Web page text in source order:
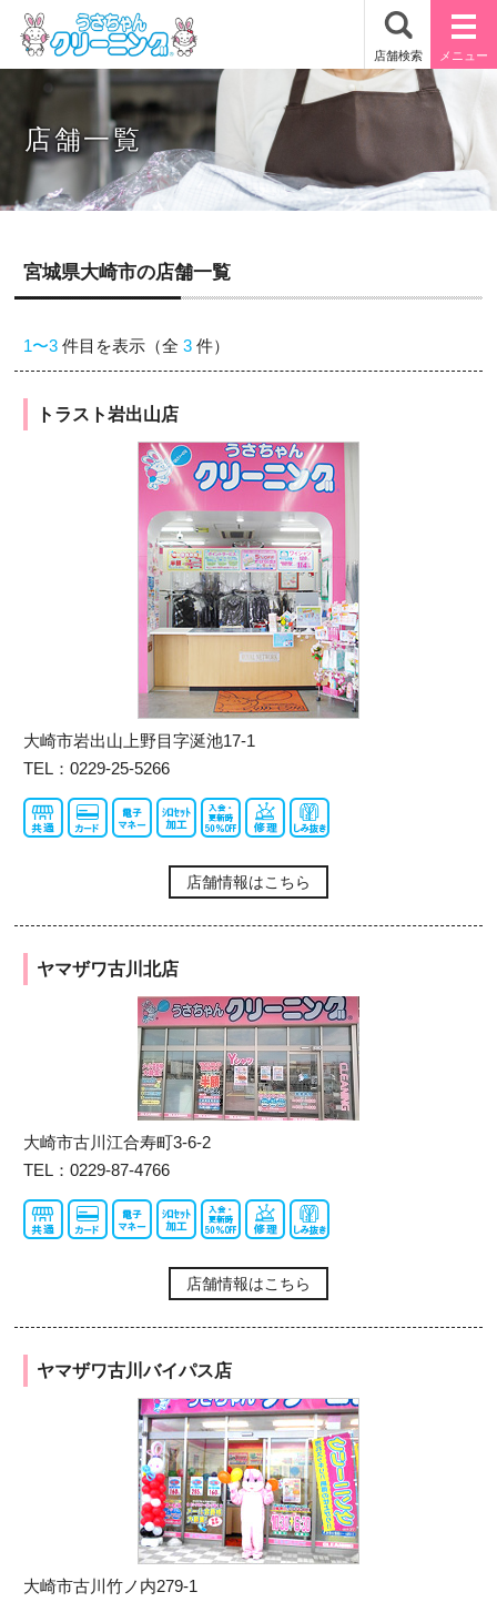
店舗一覧
宮城県大崎市の店舗一覧
1〜3 件目を表示（全3 件）
トラスト岩出山店
大崎市岩出山上野目字涎池17-1
TEL：0229-25-5266
店舗情報はこちら
ヤマザワ古川北店
大崎市古川江合寿町3-6-2
TEL：0229-87-4766
店舗情報はこちら
ヤマザワ古川バイパス店
大崎市古川竹ノ内279-1